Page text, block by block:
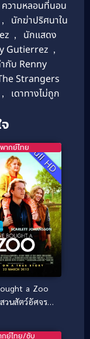
ความหลอนที่นอน
,
นักฆ่าปริศนาใน
,
นักแสดง
Gutierrez ,
กับ Renny
Strangers
, เดาทางไม่ถูก
Full HD
พากย์ไทย
a Zoo
นสัตว์อัศจรรย์
กย์ไทย/ซับ